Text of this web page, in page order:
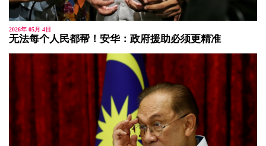
2026年 05月 4日
无法每个人民都帮！安华：政府援助必须更精准